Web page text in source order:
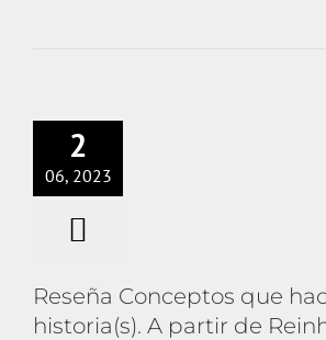
2
06, 2023
Reseña Conceptos que
historia(s). A partir de